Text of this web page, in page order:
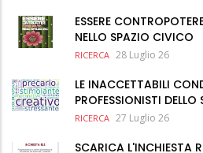
ESSERE
NELLO SPAZIO CIVICO
RICERCA 28 Luglio 26
LE INACCETTABILI
PROFESSIONISTI
RICERCA 27 Luglio 26
SCARICA L'INCHIESTA